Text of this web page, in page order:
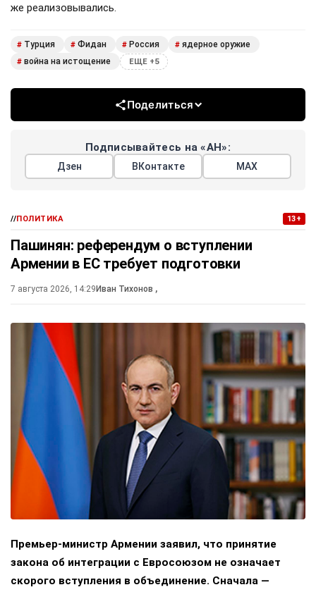
же реализовывались.
# Турция # Фидан # Россия # ядерное оружие
# война на истощение ЕЩЕ +5
Поделиться
Подписывайтесь на «АН»:
Дзен ВКонтакте МАХ
//ПОЛИТИКА 13+
Пашинян: референдум о вступлении
Армении в ЕС требует подготовки
7 августа 2026, 14:29 Иван Тихонов ,
Премьер-министр Армении заявил, что принятие
закона об интеграции с Евросоюзом не означает
скорого вступления в объединение. Сначала —